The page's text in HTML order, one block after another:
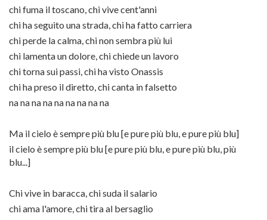
chi fuma il toscano, chi vive cent'anni
chi ha seguito una strada, chi ha fatto carriera
chi perde la calma, chi non sembra più lui
chi lamenta un dolore, chi chiede un lavoro
chi torna sui passi, chi ha visto Onassis
chi ha preso il diretto, chi canta in falsetto
na na na na na na na na na
Ma il cielo è sempre più blu [e pure più blu, e pure più blu]
il cielo è sempre più blu [e pure più blu, e pure più blu, più
blu...]
Chi vive in baracca, chi suda il salario
chi ama l'amore, chi tira al bersaglio